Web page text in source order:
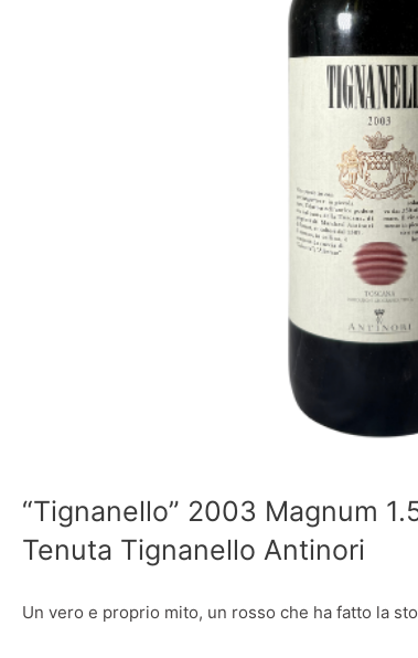
“Tignanello” 2003 Magnum
Tenuta Tignanello Antinori
Un vero e proprio mito, un rosso che ha fatto la